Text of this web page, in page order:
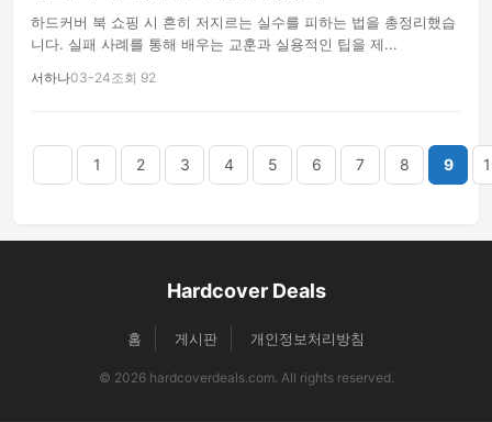
하드커버 북 쇼핑 시 흔히 저지르는 실수를 피하는 법을 총정리했습
니다. 실패 사례를 통해 배우는 교훈과 실용적인 팁을 제...
서하나03-24조회 92
1 2 3 4 5 6 7 8 9
Hardcover Deals
홈 게시판 개인정보처리방침
© 2026 hardcoverdeals.com. All rights reserved.